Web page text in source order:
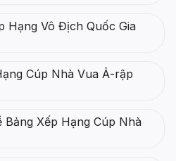
Hạng Vô Địch Quốc Gia
Cúp Nhà Vua Ả-rập
Xếp Hạng Cúp Nhà